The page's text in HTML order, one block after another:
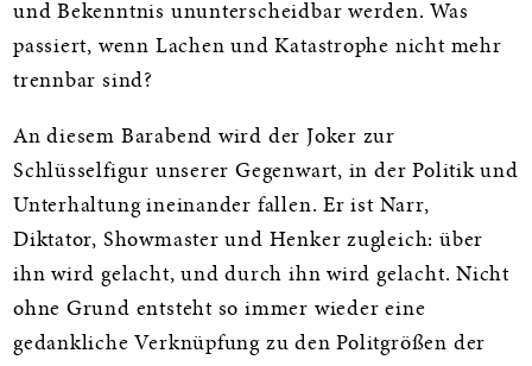
und Bekenntnis ununterscheidbar werden. Was
passiert, wenn Lachen und Katastrophe nicht mehr
trennbar sind?
An diesem Barabend wird der Joker zur
Schlüsselfigur unserer Gegenwart, in der Politik und
Unterhaltung ineinander fallen. Er ist Narr,
Diktator, Showmaster und Henker zugleich: über
ihn wird gelacht, und durch ihn wird gelacht. Nicht
ohne Grund entsteht so immer wieder eine
gedankliche Verknüpfung zu den Politgrößen der